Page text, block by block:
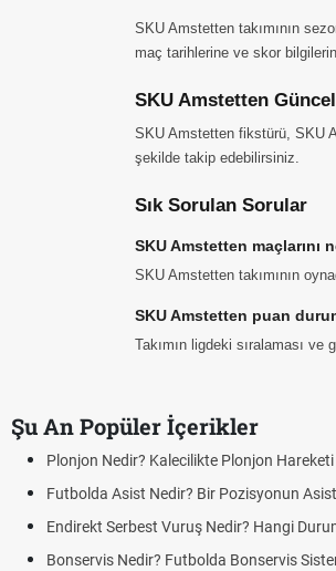
SKU Amstetten takımının
maç tarihlerine ve skor
SKU Amstetten
SKU Amstetten fikstürü, SKU
şekilde takip edebilirsiniz.
Sık Sorulan Sorular
SKU Amstetten maçlarını
SKU Amstetten takımının
SKU Amstetten puan
Takımın ligdeki sıralaması ve
Şu An Popüler İçerikler
Plonjon Nedir? Kalecilikte Plonjon Hareketi
Futbolda Asist Nedir? Bir Pozisyonun
Endirekt Serbest Vuruş Nedir? Hangi
Bonservis Nedir? Futbolda Bonservis